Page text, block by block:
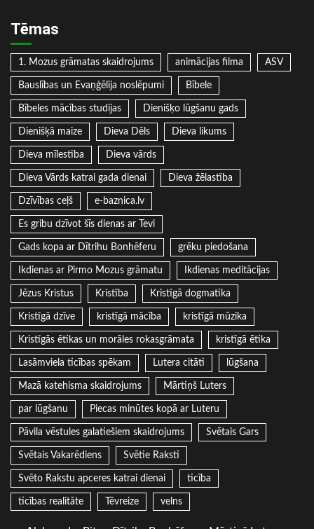
Tēmas
1. Mozus grāmatas skaidrojums animācijas filma ASV
Bauslības un Evaņģēlija noslēpumi Bībele
Bībeles mācības studijas Dienišķo lūgšanu gads
Dienišķā maize Dieva Dēls Dieva likums
Dieva mīlestība Dieva vārds
Dieva Vārds katrai gada dienai Dieva žēlastība
Dzīvības ceļš e-baznica.lv
Es gribu dzīvot šīs dienas ar Tevi
Gads kopa ar Dītrihu Bonhēferu grēku piedošana
Ikdienas ar Pirmo Mozus grāmatu Ikdienas meditācijas
Jēzus Kristus Kristība Kristīgā dogmatika
Kristīgā dzīve kristīgā mācība kristīgā mūzika
Kristīgās ētikas un morāles rokasgrāmata kristīgā ētika
Lasāmviela ticības spēkam Lutera citāti lūgšana
Mazā katehisma skaidrojums Mārtiņš Luters
par lūgšanu Piecas minūtes kopā ar Luteru
Pāvila vēstules galatiešiem skaidrojums Svētais Gars
Svētais Vakarēdiens Svētie Raksti
Svēto Rakstu apceres katrai dienai ticība
ticības realitāte Tēvreize velns